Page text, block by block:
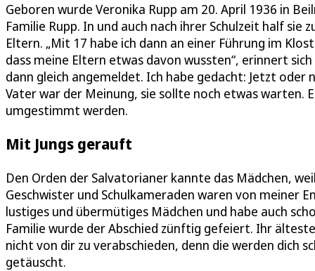
Geboren wurde Veronika Rupp am 20. April 1936 in
Familie Rupp. In und auch nach ihrer Schulzeit half
Eltern. „Mit 17 habe ich dann an einer Führung im
dass meine Eltern etwas davon wussten“, erinnert
dann gleich angemeldet. Ich habe gedacht: Jetzt
Vater war der Meinung, sie sollte noch etwas
umgestimmt werden.
Mit Jungs gerauft
Den Orden der Salvatorianer kannte das Mädchen,
Geschwister und Schulkameraden waren von meiner
lustiges und übermütiges Mädchen und habe auch
Familie wurde der Abschied zünftig gefeiert. Ihr
nicht von dir zu verabschieden, denn die werden dich
getäuscht.